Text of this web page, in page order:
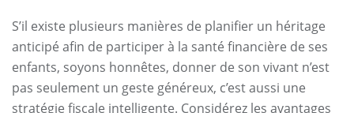
S’il existe plusieurs manières de planifier un héritage
anticipé afin de participer à la santé financière de ses
enfants, soyons honnêtes, donner de son vivant n’est
pas seulement un geste généreux, c’est aussi une
stratégie fiscale intelligente. Considérez les avantages